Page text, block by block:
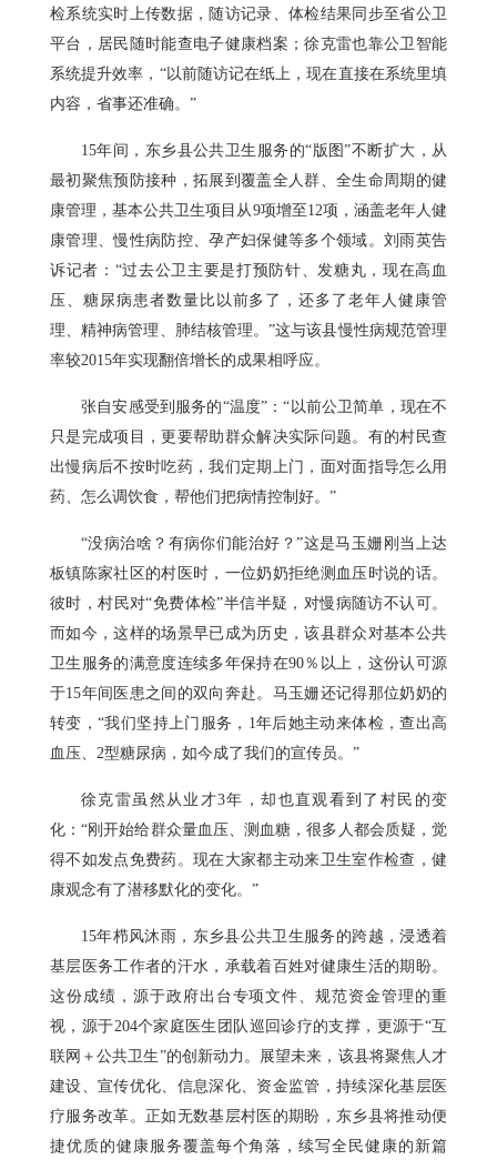
检系统实时上传数据，随访记录、体检结果同步至省公卫
平台，居民随时能查电子健康档案；徐克雷也靠公卫智能
系统提升效率，“以前随访记在纸上，现在直接在系统里填
内容，省事还准确。”
15年间，东乡县公共卫生服务的“版图”不断扩大，从
最初聚焦预防接种，拓展到覆盖全人群、全生命周期的健
康管理，基本公共卫生项目从9项增至12项，涵盖老年人健
康管理、慢性病防控、孕产妇保健等多个领域。刘雨英告
诉记者：“过去公卫主要是打预防针、发糖丸，现在高血
压、糖尿病患者数量比以前多了，还多了老年人健康管
理、精神病管理、肺结核管理。”这与该县慢性病规范管理
率较2015年实现翻倍增长的成果相呼应。
张自安感受到服务的“温度”：“以前公卫简单，现在不
只是完成项目，更要帮助群众解决实际问题。有的村民查
出慢病后不按时吃药，我们定期上门，面对面指导怎么用
药、怎么调饮食，帮他们把病情控制好。”
“没病治啥？有病你们能治好？”这是马玉姗刚当上达
板镇陈家社区的村医时，一位奶奶拒绝测血压时说的话。
彼时，村民对“免费体检”半信半疑，对慢病随访不认可。
而如今，这样的场景早已成为历史，该县群众对基本公共
卫生服务的满意度连续多年保持在90％以上，这份认可源
于15年间医患之间的双向奔赴。马玉姗还记得那位奶奶的
转变，“我们坚持上门服务，1年后她主动来体检，查出高
血压、2型糖尿病，如今成了我们的宣传员。”
徐克雷虽然从业才3年，却也直观看到了村民的变
化：“刚开始给群众量血压、测血糖，很多人都会质疑，觉
得不如发点免费药。现在大家都主动来卫生室作检查，健
康观念有了潜移默化的变化。”
15年栉风沐雨，东乡县公共卫生服务的跨越，浸透着
基层医务工作者的汗水，承载着百姓对健康生活的期盼。
这份成绩，源于政府出台专项文件、规范资金管理的重
视，源于204个家庭医生团队巡回诊疗的支撑，更源于“互
联网＋公共卫生”的创新动力。展望未来，该县将聚焦人才
建设、宣传优化、信息深化、资金监管，持续深化基层医
疗服务改革。正如无数基层村医的期盼，东乡县将推动便
捷优质的健康服务覆盖每个角落，续写全民健康的新篇